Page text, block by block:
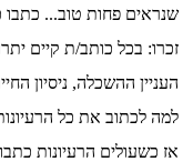
שנראים פחות טוב... כתבו
זכרו: בכל כותב/ת קיים
העניין ההשכלה, ניסיון
למה לכתוב את כל
אז כשעולים הרעיונות